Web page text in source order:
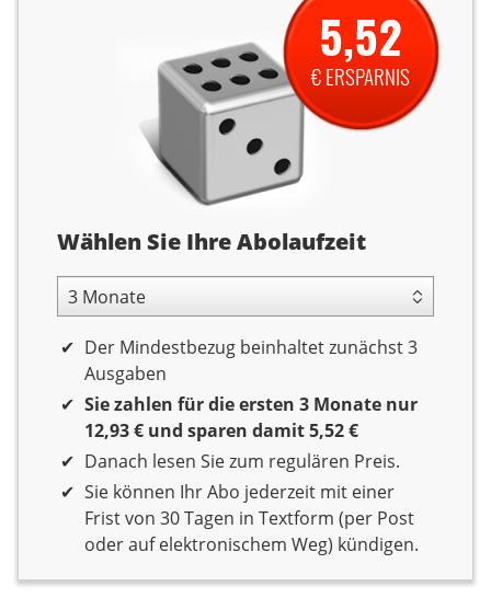
Abolaufzeit
Wählen Sie Ihre Abolaufzeit
3 Monate Laufzeit
Der Mindestbezug beinhaltet zunächst 3
Ausgaben
Sie zahlen für die ersten 3 Monate nur
12,93 € und sparen damit 5,52 €
Danach lesen Sie zum regulären Preis.
Sie können Ihr Abo jederzeit mit einer
Frist von 30 Tagen in Textform (per Post
oder auf elektronischem Weg) kündigen.
5,52
€ ERSPARNIS